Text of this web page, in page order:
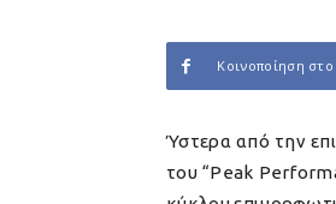
Κοινοποίηση
Ύστερα από την
του “Peak